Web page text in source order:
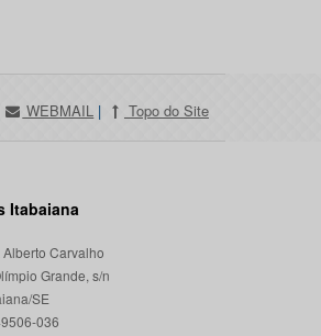
WEBMAIL | Topo do Site
Itabaiana
Carvalho
Grande, s/n
SE
036